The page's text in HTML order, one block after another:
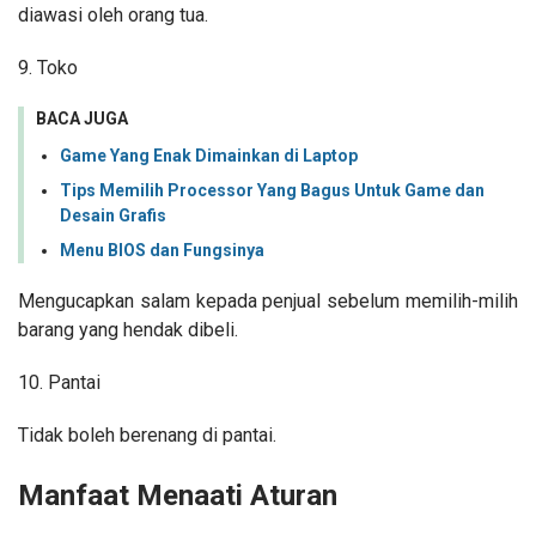
diawasi oleh orang tua.
9. Toko
BACA JUGA
Game Yang Enak Dimainkan di Laptop
Tips Memilih Processor Yang Bagus Untuk Game dan
Desain Grafis
Menu BIOS dan Fungsinya
Mengucapkan salam kepada penjual sebelum memilih-milih
barang yang hendak dibeli.
10. Pantai
Tidak boleh berenang di pantai.
Manfaat Menaati Aturan